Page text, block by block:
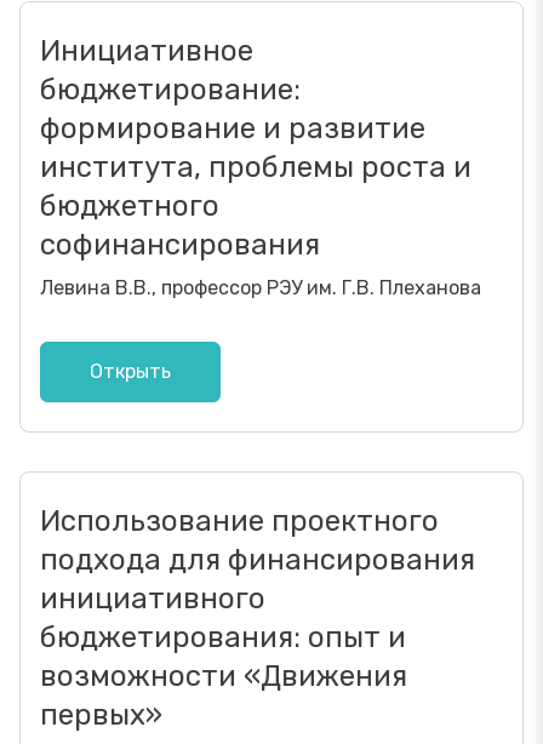
Инициативное
бюджетирование:
формирование и развитие
института, проблемы роста и
бюджетного
софинансирования
Левина В.В., профессор РЭУ им. Г.В. Плеханова
Открыть
Использование проектного
подхода для финансирования
инициативного
бюджетирования: опыт и
возможности «Движения
первых»